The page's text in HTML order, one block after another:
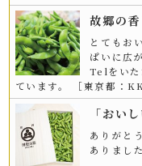
故郷の
とてもお
ぱいに広
Telをいた
ています。 ［東京都：KK
「おい
ありがと
ありまし